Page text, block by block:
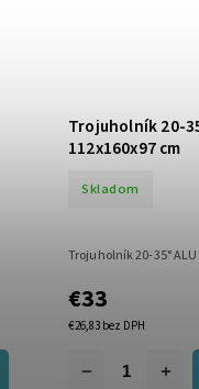
Trojuholník 20-
112x160x97 cm
Skladom
€26,83 bez DPH
€33
Trojuholník 20-35°